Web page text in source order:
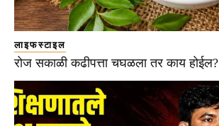
लाइफस्टाइल
रोज सकाळी कढीपत्ता चघळला तर काय होईल?